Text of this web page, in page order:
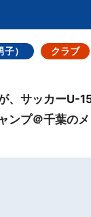
）
クラブ
、サッカーU-
ンプ＠千葉の